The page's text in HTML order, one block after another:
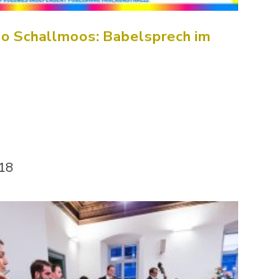
Schallmoos: Babelsprech im